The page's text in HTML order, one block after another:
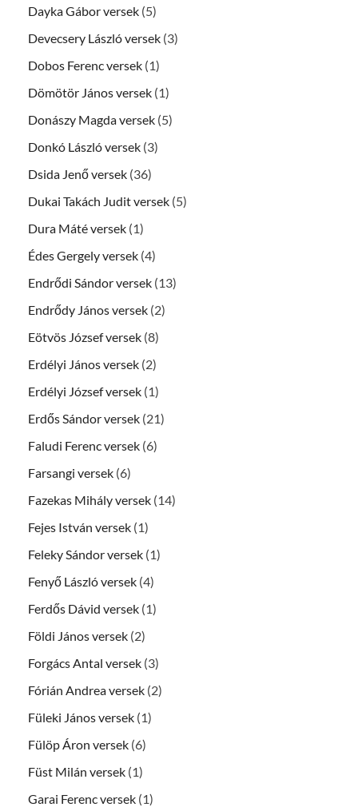
Dayka Gábor versek (5)
Devecsery László versek (3)
Dobos Ferenc versek (1)
Dömötör János versek (1)
Donászy Magda versek (5)
Donkó László versek (3)
Dsida Jenő versek (36)
Dukai Takách Judit versek (5)
Dura Máté versek (1)
Édes Gergely versek (4)
Endrődi Sándor versek (13)
Endrődy János versek (2)
Eötvös József versek (8)
Erdélyi János versek (2)
Erdélyi József versek (1)
Erdős Sándor versek (21)
Faludi Ferenc versek (6)
Farsangi versek (6)
Fazekas Mihály versek (14)
Fejes István versek (1)
Feleky Sándor versek (1)
Fenyő László versek (4)
Ferdős Dávid versek (1)
Földi János versek (2)
Forgács Antal versek (3)
Fórián Andrea versek (2)
Füleki János versek (1)
Fülöp Áron versek (6)
Füst Milán versek (1)
Garai Ferenc versek (1)